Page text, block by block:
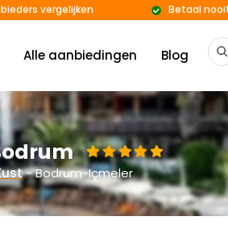
Alle aanbiedingen Blog
vergelijken Betaal
- Bodrum-Içmeler